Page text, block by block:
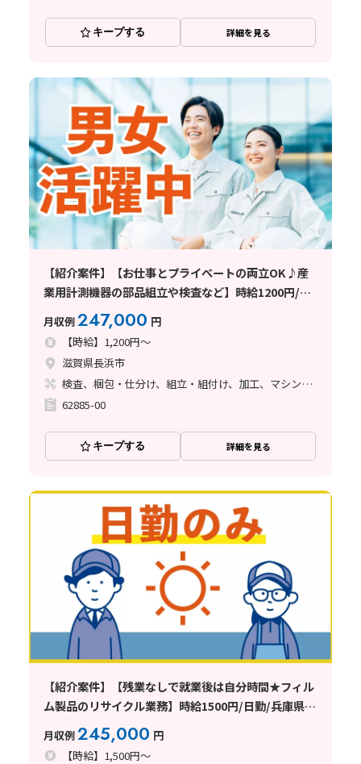
キープする 詳細を見る
【紹介案件】【お仕事とプライべートの両立OK♪産
業用計測機器の部品組立や検査など】時給1200円/日
勤/滋賀県長浜市/土日祝休み/寮完備/未経験OK/重量
物なし/規則正しい生活で自分の時間も
月収例247,000 円
【時給】1,200円～
滋賀県長浜市
検査、梱包・仕分け、組立・組付け、加工、マシンオペレーター
62885-00
キープする 詳細を見る
【紹介案件】【残業なしで就業後は自分時間★フィル
ム製品のリサイクル業務】時給1500円/日勤/兵庫県神
戸市西区高塚台/土日祝休み/寮完備/20〜50代の男女
活躍中/モクモク作業/重量物の取り
月収例245,000 円
【時給】1,500円～